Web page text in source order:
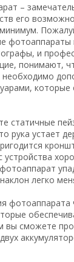
–
его
фотоаппараты
и
понимают,
которые
статичные
рука устает
легко
фотоаппарата
вы сможете